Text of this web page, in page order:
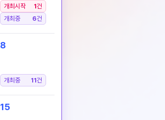
개최시작 1건
개최중
6건
8
개최중 11건
15